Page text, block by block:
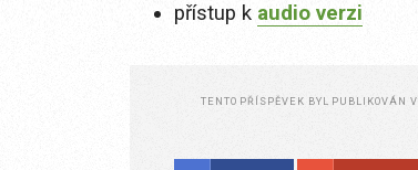
přístup k audio verzi
TENTO PŘÍSPĚVEK BYL PUBLIKOVÁN V